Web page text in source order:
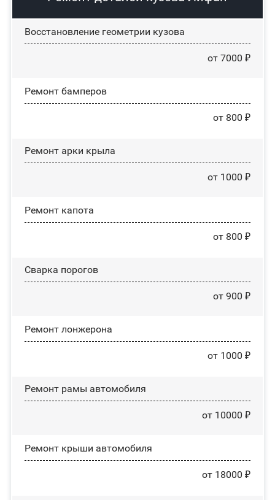
Восстановление геометрии кузова
от 7000 ₽
Ремонт бамперов
от 800 ₽
Ремонт арки крыла
от 1000 ₽
Ремонт капота
от 800 ₽
Сварка порогов
от 900 ₽
Ремонт лонжерона
от 1000 ₽
Ремонт рамы автомобиля
от 10000 ₽
Ремонт крыши автомобиля
от 18000 ₽